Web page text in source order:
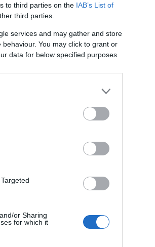
to third parties on the IAB’s List of
third parties.
services and may gather and store
You may click to grant or
data for below specified purposes
or Sharing
for which it
para causas
puede ser un
entre el creador
su inversión.
los objetivos
3
Cómo
4 Brent cae a
materias
5
El euro
yen acelera